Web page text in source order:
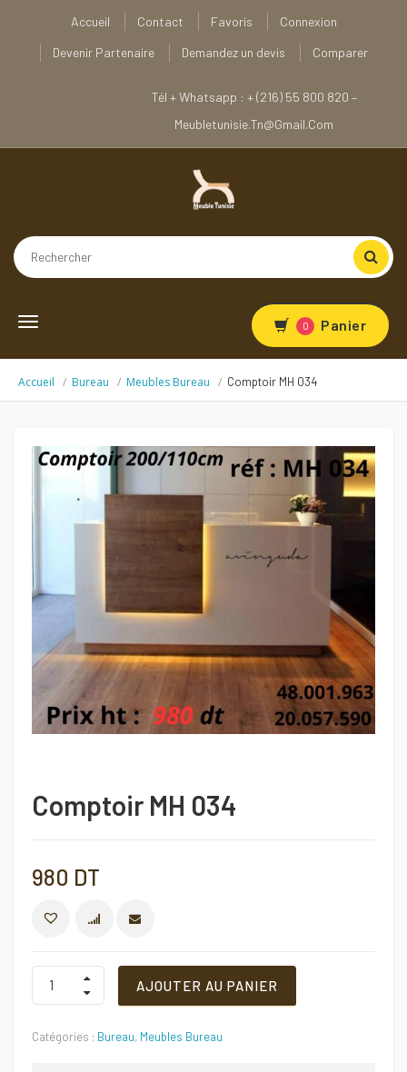
Accueil Contact Favoris
Connexion
Devenir Partenaire
Demandez un devis Comparer
Tél + Whatsapp : + (216) 55 800 820 –
Meubletunisie.tn@gmail.com
Toggle
0 Panier
Accueil Bureau Meubles Bureau Comptoir MH 034
Comptoir MH 034
980 DT
COMPARER
Comptoir
034
AJOUTER AU PANIER
Catégories : Bureau, Meubles Bureau